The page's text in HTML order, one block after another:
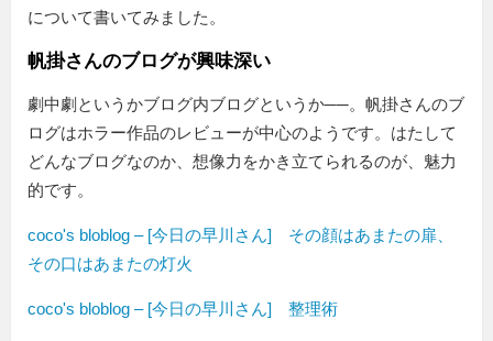
について書いてみました。
帆掛さんのブログが興味深い
劇中劇というかブログ内ブログというか──。帆掛さんのブ
ログはホラー作品のレビューが中心のようです。はたして
どんなブログなのか、想像力をかき立てられるのが、魅力
的です。
coco's bloblog – [今日の早川さん] その顔はあまたの扉、
その口はあまたの灯火
coco's bloblog – [今日の早川さん] 整理術